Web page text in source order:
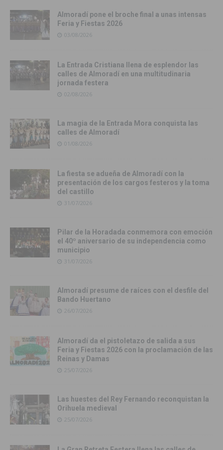
Almoradí pone el broche final a unas intensas
Feria y Fiestas 2026
03/08/2026
La Entrada Cristiana llena de esplendor las
calles de Almoradí en una multitudinaria
jornada festera
02/08/2026
La magia de la Entrada Mora conquista las
calles de Almoradí
01/08/2026
La fiesta se adueña de Almoradí con la
presentación de los cargos festeros y la toma
del castillo
31/07/2026
Pilar de la Horadada conmemora con emoción
el 40º aniversario de su independencia como
municipio
31/07/2026
Almoradí presume de raíces con el desfile del
Bando Huertano
26/07/2026
Almoradí da el pistoletazo de salida a sus
Feria y Fiestas 2026 con la proclamación de las
Reinas y Damas
25/07/2026
Las huestes del Rey Fernando reconquistan la
Orihuela medieval
25/07/2026